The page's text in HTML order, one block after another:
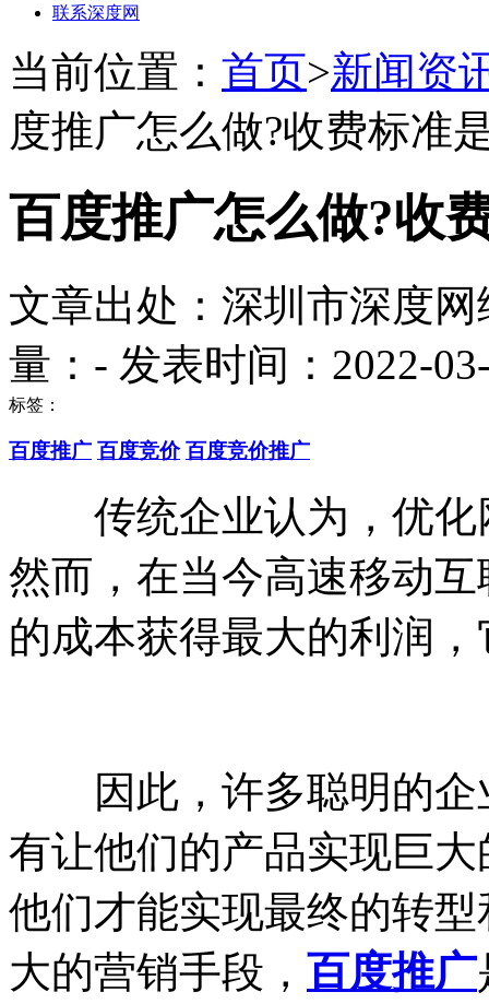
联系深度网
当前位置： 首页>新闻资
度推广怎么做?收费标准
百度推广怎么做?收
文章出处：深圳市深度
量： - 发表时间：2022-
标签：
百度推广 百度竞价 百度竞价推广
传统企业认为，优化
然而，在当今高速移动
的成本获得最大的利润
因此，许多聪明的企
有让他们的产品实现巨
他们才能实现最终的转
大的营销手段， 百度推广